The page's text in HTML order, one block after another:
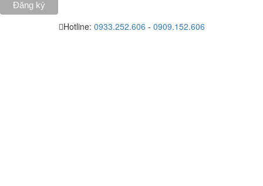
Hotline: 0933.252.606 - 0909.152.606